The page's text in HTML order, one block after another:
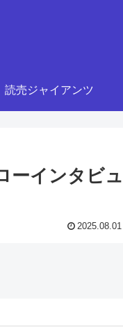
読売ジャイアンツ
インタビュ
2025.08.01